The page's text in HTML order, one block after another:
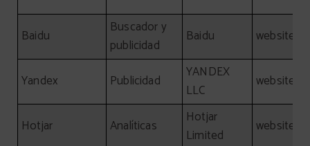
Baidu
Buscador y
publicidad
Baidu website,
Yandex Publicidad
YANDEX
LLC
website,
Hotjar Analíticas
Hotjar
Limited
website,